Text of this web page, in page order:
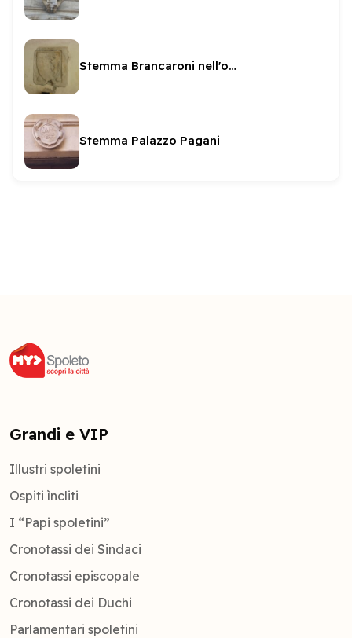
Stemma Brancaroni nell'oratorio di San Pietro
Stemma Palazzo Pagani
Grandi e VIP
Illustri spoletini
Ospiti ìncliti
I “Papi spoletini”
Cronotassi dei Sindaci
Cronotassi episcopale
Cronotassi dei Duchi
Parlamentari spoletini